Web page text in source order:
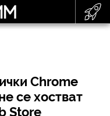
Chrome
се хостват
Store